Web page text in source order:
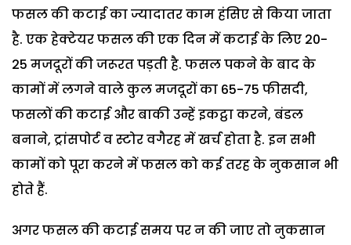
फसल की कटाई का ज्यादातर काम हंसिए से किया जाता
है. एक हेक्टेयर फसल की एक दिन में कटाई के लिए 20-
25 मजदूरों की जरूरत पड़ती है. फसल पकने के बाद के
कामों में लगने वाले कुल मजदूरों का 65-75 फीसदी,
फसलों की कटाई और बाकी उन्हें इकट्ठा करने, बंडल
बनाने, ट्रांसपोर्ट व स्टोर वगैरह में खर्च होता है. इन सभी
कामों को पूरा करने में फसल को कई तरह के नुकसान भी
होते हैं.
अगर फसल की कटाई समय पर न की जाए तो नुकसान